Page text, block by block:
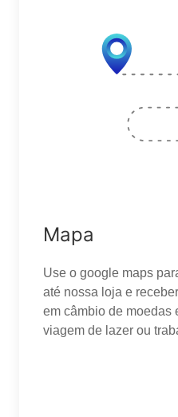
Mapa
Use o google maps
até nossa loja e
em câmbio de moedas
viagem de lazer ou